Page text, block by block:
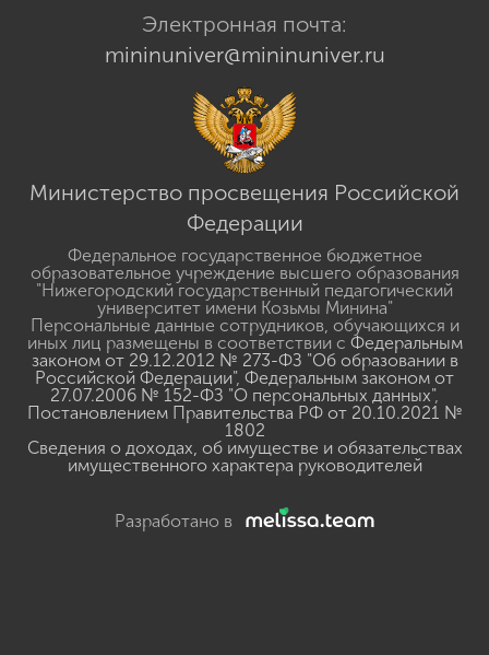
Электронная почта:
mininuniver@mininuniver.ru
Министерство просвещения Российской
Федерации
Федеральное государственное бюджетное
образовательное учреждение высшего образования
"Нижегородский государственный педагогический
университет имени Козьмы Минина"
Персональные данные сотрудников, обучающихся и
иных лиц размещены в соответствии с Федеральным
законом от 29.12.2012 № 273-ФЗ "Об образовании в
Российской Федерации", Федеральным законом от
27.07.2006 № 152-ФЗ "О персональных данных",
Постановлением Правительства РФ от 20.10.2021 №
1802
Сведения о доходах, об имуществе и обязательствах
имущественного характера руководителей
Разработано в